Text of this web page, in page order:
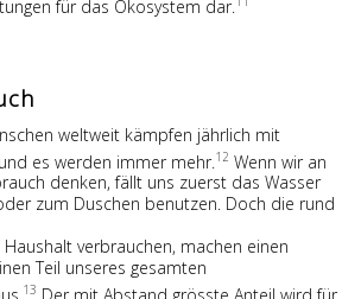
für das Ökosystem dar.
weltweit kämpfen jährlich mit
es werden immer mehr. 12 Wenn wir an
denken, fällt uns zuerst das Wasser
zum Duschen benutzen. Doch die rund
verbrauchen, machen einen
Teil unseres gesamten
13